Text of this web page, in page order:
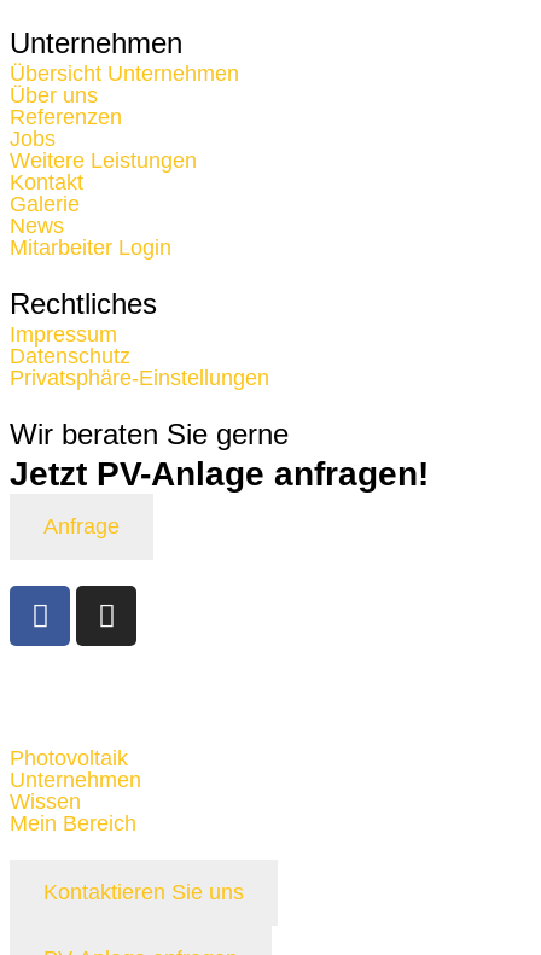
Unternehmen
Übersicht Unternehmen
Über uns
Referenzen
Jobs
Weitere Leistungen
Kontakt
Galerie
News
Mitarbeiter Login
Rechtliches
Impressum
Datenschutz
Privatsphäre-Einstellungen
Wir beraten Sie gerne
Jetzt PV-Anlage anfragen!
Anfrage
Photovoltaik
Unternehmen
Wissen
Mein Bereich
Kontaktieren Sie uns